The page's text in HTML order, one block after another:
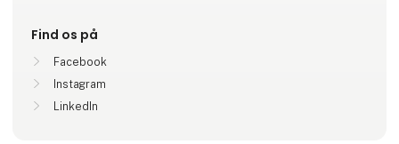
Find os på
Facebook
Instagram
LinkedIn